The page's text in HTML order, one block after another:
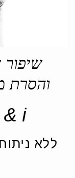
והסרת
i
ללא